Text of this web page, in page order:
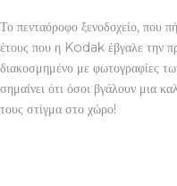
Το πενταόροφο ξενοδοχείο, που
έτους που η Kodak έβγαλε την
διακοσμημένο με φωτογραφίες
σημαίνει ότι όσοι βγάλουν μια
τους στίγμα στο χώρο!